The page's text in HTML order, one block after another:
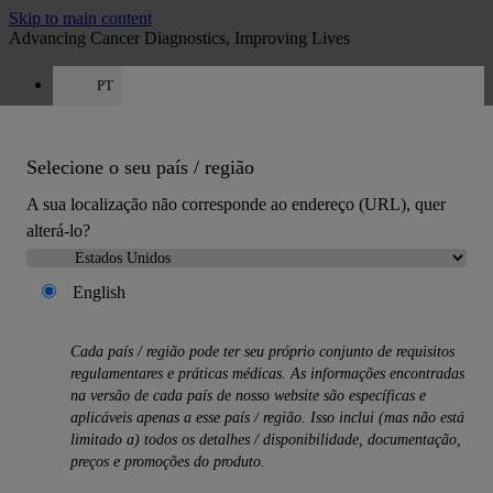
Skip to main content
Advancing Cancer Diagnostics, Improving Lives
PT
Selecione o seu país / região
A sua localização não corresponde ao endereço (URL), quer
alterá-lo?
English
Cada país / região pode ter seu próprio conjunto de requisitos
regulamentares e práticas médicas. As informações encontradas
na versão de cada país de nosso website são específicas e
aplicáveis ​​apenas a esse país / região. Isso inclui (mas não está
limitado a) todos os detalhes / disponibilidade, documentação,
preços e promoções do produto.
Produtos
Back
Soluções de histologia
Back
Processadores de tecido
Corantes de lâminas e montadores de lâminas